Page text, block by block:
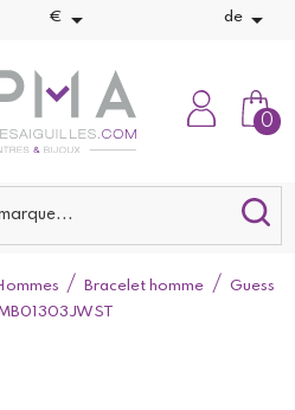
€  de 
0
Bracelet homme
Guess